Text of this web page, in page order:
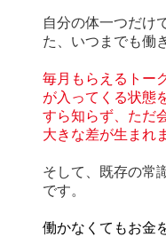
自分の体一つだけ
た、いつまでも働
毎月もらえるトー
が入ってくる状態
すら知らず、ただ
大きな差が生まれ
そして、既存の常
です。
働かなくてもお金